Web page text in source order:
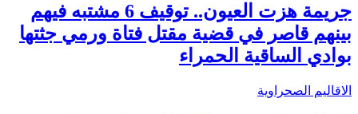
جريمة هزت العيون.. توقيف 6 مشتبه فيهم
بينهم قاصر في قضية مقتل فتاة ورمي جثتها
بوادي الساقية الحمراء
الاقاليم الصحراوية